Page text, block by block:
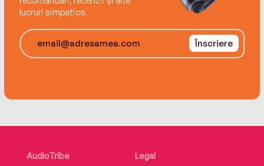
lucruri simpatice.
Înscriere
AudioTribe
Legal